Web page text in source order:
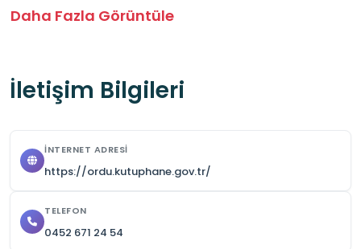
Mekânın kurallarına uygun davranılmalıdır.
Daha Fazla Görüntüle
İletişim Bilgileri
İNTERNET ADRESI
https://ordu.kutuphane.gov.tr/
TELEFON
0452 671 24 54